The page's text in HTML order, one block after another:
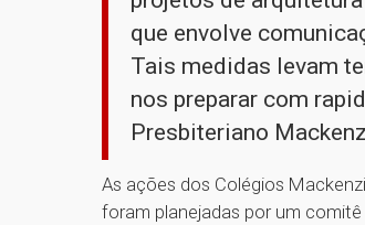
que envolve
Tais medidas levam
nos preparar com
Presbiteriano
As ações dos Colégios
foram planejadas por um